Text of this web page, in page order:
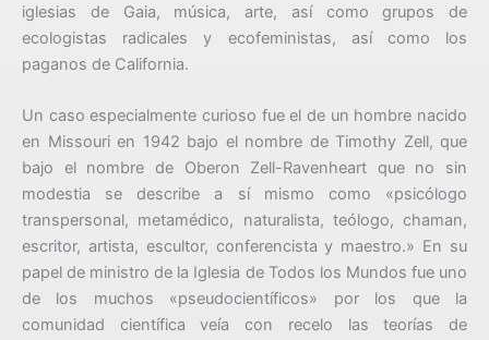
iglesias de Gaia, música, arte, así como grupos de
ecologistas radicales y ecofeministas, así como los
paganos de California.
Un caso especialmente curioso fue el de un hombre nacido
en Missouri en 1942 bajo el nombre de Timothy Zell, que
bajo el nombre de Oberon Zell-Ravenheart que no sin
modestia se describe a sí mismo como «psicólogo
transpersonal, metamédico, naturalista, teólogo, chaman,
escritor, artista, escultor, conferencista y maestro.» En su
papel de ministro de la Iglesia de Todos los Mundos fue uno
de los muchos «pseudocientíficos» por los que la
comunidad científica veía con recelo las teorías de